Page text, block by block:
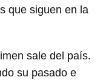
que siguen en la
sale del país.
su pasado e